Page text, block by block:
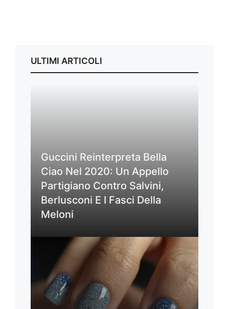
ULTIMI ARTICOLI
Guccini Reinterpreta Bella
Ciao Nel 2020: Un Appello
Partigiano Contro Salvini,
Berlusconi E I Fasci Della
Meloni